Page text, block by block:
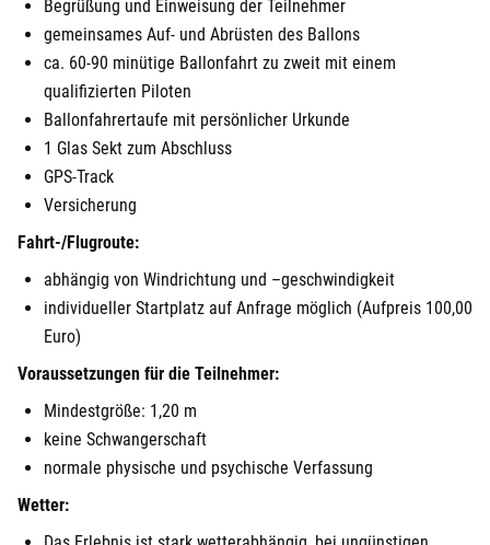
Begrüßung und Einweisung der Teilnehmer
gemeinsames Auf- und Abrüsten des Ballons
ca. 60-90 minütige Ballonfahrt zu zweit mit einem
qualifizierten Piloten
Ballonfahrertaufe mit persönlicher Urkunde
1 Glas Sekt zum Abschluss
GPS-Track
Versicherung
Fahrt-/Flugroute:
abhängig von Windrichtung und –geschwindigkeit
individueller Startplatz auf Anfrage möglich (Aufpreis 100,00
Euro)
Voraussetzungen für die Teilnehmer:
Mindestgröße: 1,20 m
keine Schwangerschaft
normale physische und psychische Verfassung
Wetter:
Fulda
Fürstenfeldbruck
Fürth
Geiselwind
Gelnhausen
Gera
Gersfeld
Gotha
Göppingen
Görlitz